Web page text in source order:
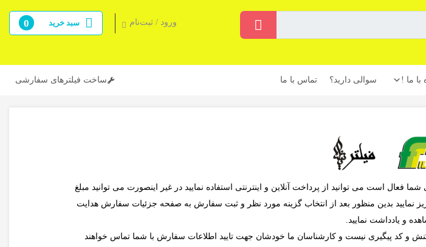
سبد خرید 0 ورود / ثبت‌نام
با ما ! سوالی دارید؟ تماس با ما ساخت فیلترهای سفارشی
است می توانید از پرداخت آنلاین و اینترنتی استفاده نمایید در غیر اینصورت می توانید مبلغ
نمایید بدین منظور بعد از انتخاب گزینه مورد نظر و ثبت سفارش به صفحه جزئیات سفارش هدایت
و یادداشت نمایید.
و کد پیگیری نیست و کارشناسان ما خودشان جهت تایید اطلاعات سفارش با شما تماس خواهند